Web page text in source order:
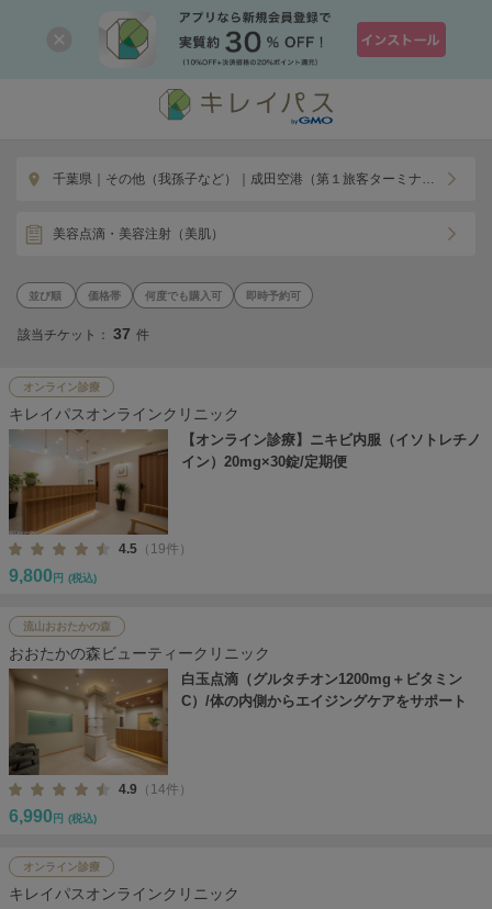
千葉県｜その他（我孫子など）｜成田空港（第１旅客ターミナ
美容点滴・美容注射（美肌）
価格帯 何度でも購入可 即時予約可
該当チケット： 37 件
オンライン診療
キレイパスオンラインクリニック
【オンライン診療】ニキビ内服（イソトレチノ
イン）20mg×30錠/定期便
4.5 （19件）
9,800 円 (税込)
流山おおたかの森
おおたかの森ビューティークリニック
白玉点滴（グルタチオン1200mg＋ビタミン
C）/体の内側からエイジングケアをサポート
4.9 （14件）
6,990 円 (税込)
オンライン診療
キレイパスオンラインクリニック